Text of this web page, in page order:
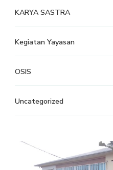
KARYA SASTRA
Kegiatan Yayasan
OSIS
Uncategorized